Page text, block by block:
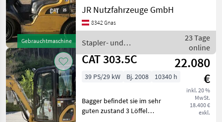
Gebrauchtmaschine
Diesel Bauart: Frontstapler
/ Dieselstapler, Tragkraft:
2500kg, Hubhöhe: 5600mm,
Bereifung
JR Nutzfahrzeuge GmbH
8342 Gnas
Stapler- und
Lagertechnik / CAT
23 Tage
online
CAT 303.5C
22.080
€
inkl. 20 %
MwSt.
18.400 €
exkl.
39 PS/29 kW Bj. 2008 10340 h
Bagger befindet sie im sehr
guten zustand 3 Löffel